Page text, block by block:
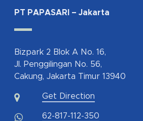
PT PAPASARI – Jakarta
Bizpark 2 Blok A No. 16,
Jl. Penggilingan No. 56,
Cakung, Jakarta Timur 13940
Get Direction
62-817-112-350